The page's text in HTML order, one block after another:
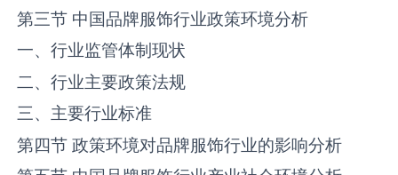
第三节 中国品牌服饰行业政策环境分析
一、行业监管体制现状
二、行业主要政策法规
三、主要行业标准
第四节 政策环境对品牌服饰行业的影响分析